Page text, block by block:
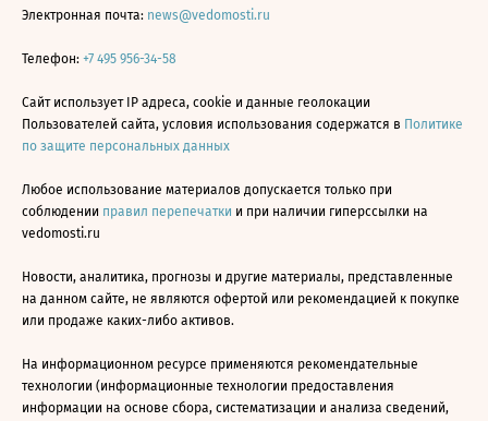
Электронная почта: news@vedomosti.ru
Телефон: +7 495 956-34-58
Сайт использует IP адреса, cookie и данные геолокации
Пользователей сайта, условия использования содержатся в Политике
по защите персональных данных
Любое использование материалов допускается только при
соблюдении правил перепечатки и при наличии гиперссылки на
vedomosti.ru
Новости, аналитика, прогнозы и другие материалы, представленные
на данном сайте, не являются офертой или рекомендацией к покупке
или продаже каких-либо активов.
На информационном ресурсе применяются рекомендательные
технологии (информационные технологии предоставления
информации на основе сбора, систематизации и анализа сведений,